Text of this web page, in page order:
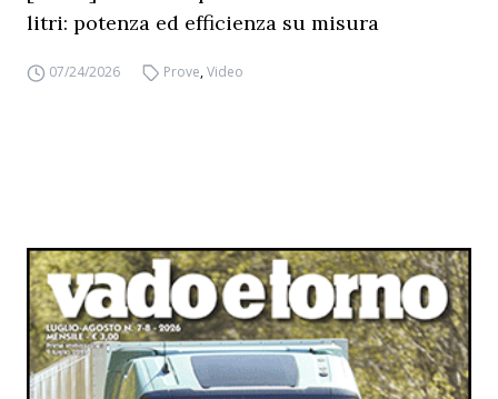
litri: potenza ed efficienza su misura
07/24/2026 Prove,Video